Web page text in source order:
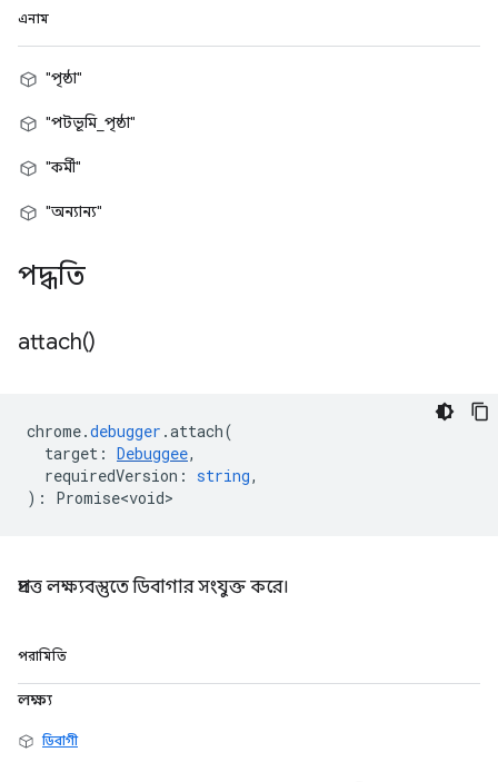
এনাম
"পৃষ্ঠা"
"পটভূমি_পৃষ্ঠা"
"কর্মী"
"অন্যান্য"
পদ্ধতি
attach()
chrome.debugger .attach(
target : Debuggee,
requiredVersion : string,
) : Promise<void>
প্রদত্ত লক্ষ্যবস্তুতে ডিবাগার সংযুক্ত করে।
পরামিতি
লক্ষ্য
ডিবাগী